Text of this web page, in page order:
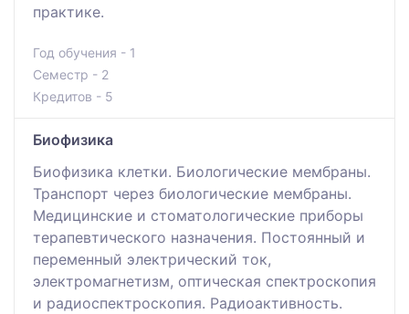
практике.
Год обучения - 1
Семестр - 2
Кредитов - 5
Биофизика
Биофизика клетки. Биологические мембраны.
Транспорт через биологические мембраны.
Медицинские и стоматологические приборы
терапевтического назначения. Постоянный и
переменный электрический ток,
электромагнетизм, оптическая спектроскопия
и радиоспектроскопия. Радиоактивность.